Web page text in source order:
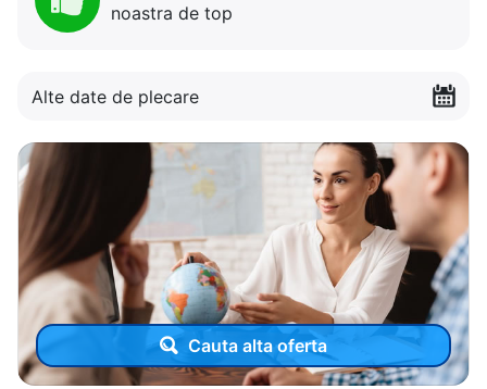
noastra de top
Alte date de plecare
Cauta alta oferta